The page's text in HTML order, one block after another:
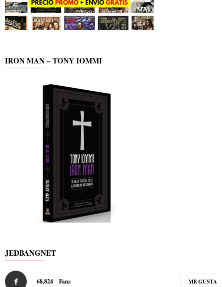
IRON MAN – TONY IOMMI
JEDBANGNET
68,824 Fans ME GUSTA